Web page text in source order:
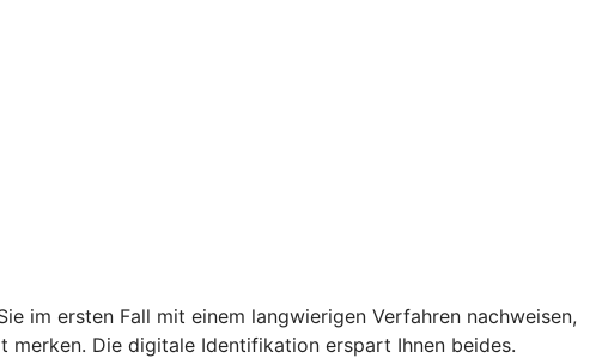
im ersten Fall mit einem langwierigen Verfahren nachweisen,
merken. Die digitale Identifikation erspart Ihnen beides.